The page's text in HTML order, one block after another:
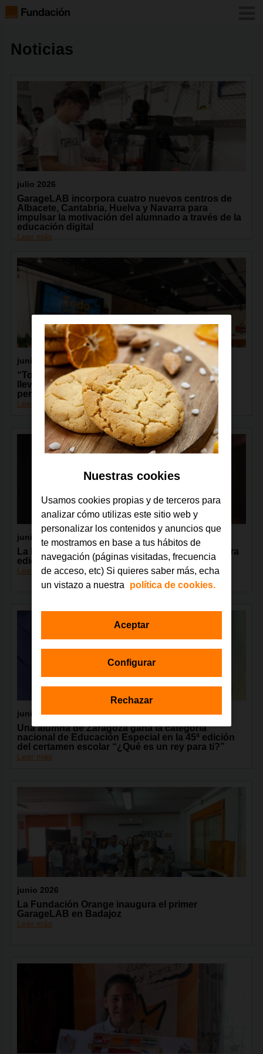
Noticias
julio 2026
GarageLAB incorpora cuatro nuevos centros de
Albacete, Cantabria, Huelva y Navarra para
impulsar la motivación del alumnado a través de la
educación digital
Leer más
junio 2026
“Todos Conectados”, de la Fundación Orange,
lleva la capacitación digital a más de 13.000
personas de toda España
Leer más
junio 2026
La Fundación Orange celebra en Madrid la tercera
edición del encuentro GarageLAB
Leer más
junio 2026
Una alumna de Zaragoza gana la categoría
nacional de Educación Especial en la 45ª edición
del certamen escolar “¿Qué es un rey para ti?”
Leer más
junio 2026
La Fundación Orange inaugura el primer
GarageLAB en Badajoz
Leer más
Nuestras cookies
Usamos cookies propias y de terceros para
analizar cómo utilizas este sitio web y
personalizar los contenidos y anuncios que
te mostramos en base a tus hábitos de
navegación (páginas visitadas, frecuencia
de acceso, etc) Si quieres saber más, echa
un vistazo a nuestra
política de cookies.
Configurar
Rechazar
Aceptar